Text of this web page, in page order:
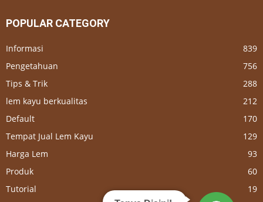
POPULAR CATEGORY
Informasi
839
Pengetahuan
756
Tips & Trik
288
lem kayu berkualitas
212
Default
170
Tempat Jual Lem Kayu
129
Harga Lem
93
Produk
60
Tutorial
19